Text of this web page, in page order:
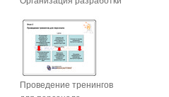
Проведение тренингов